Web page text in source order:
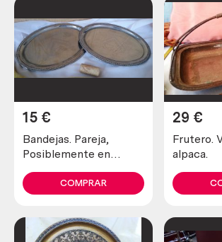
Bandejas. Pareja,
Posiblemente en
de dedicatoria.
15 €
COMPRAR
Frutero.
alpaca.
29 €